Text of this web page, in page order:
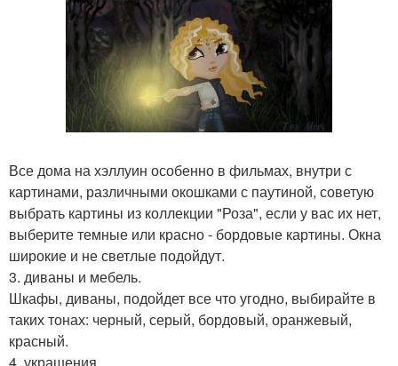
Все дома на хэллуин особенно в фильмах, внутри с
картинами, различными окошками с паутиной, советую
выбрать картины из коллекции "Роза", если у вас их нет,
выберите темные или красно - бордовые картины. Окна
широкие и не светлые подойдут.
3. диваны и мебель.
Шкафы, диваны, подойдет все что угодно, выбирайте в
таких тонах: черный, серый, бордовый, оранжевый,
красный.
4. украшения.